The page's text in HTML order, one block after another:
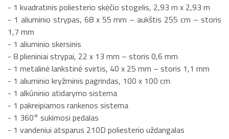
- 1 kvadratinis poliesterio skėčio stogelis, 2,93 m x 2,93 m
- 1 aliuminio strypas, 68 x 55 mm – aukštis 255 cm – storis
1,7 mm
- 1 aliuminio skersinis
- 8 plieniniai strypai, 22 x 13 mm – storis 0,6 mm
- 1 metalinė lankstinė svirtis, 40 x 25 mm – storis 1,1 mm
- 1 aliuminio kryžminis pagrindas, 100 x 100 cm
- 1 alkūninio atidarymo sistema
- 1 pakreipiamos rankenos sistema
- 1 360° sukimosi pedalas
- 1 vandeniui atsparus 210D poliesterio uždangalas